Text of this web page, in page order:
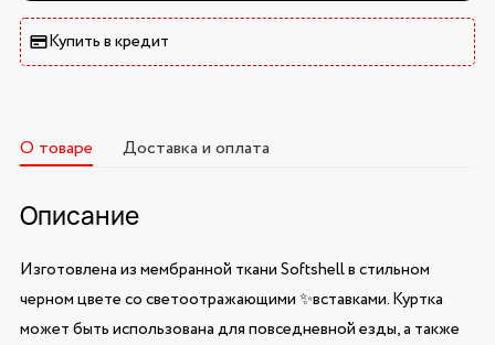
Купить в кредит
О товаре Доставка и оплата
Описание
Изготовлена из мембранной ткани Softshell в стильном
черном цвете со светоотражающими ✨вставками. Куртка
может быть использована для повседневной езды, а также